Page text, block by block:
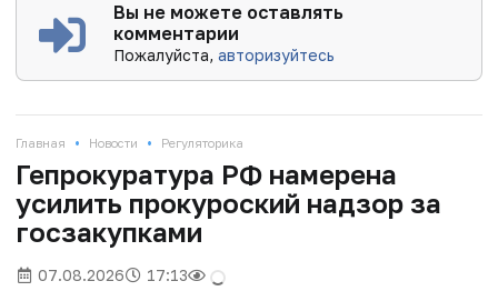
Вы не можете оставлять
комментарии
Пожалуйста,авторизуйтесь
Главная • Новости • Регуляторика
Гепрокуратура РФ намерена
усилить прокуроский надзор за
госзакупками
07.08.2026 17:13